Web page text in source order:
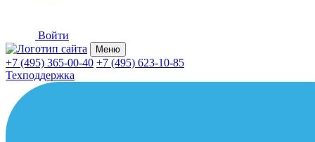
Войти
Меню
+7 (495) 365-00-40 +7 (495) 623-10-85
Техподдержка